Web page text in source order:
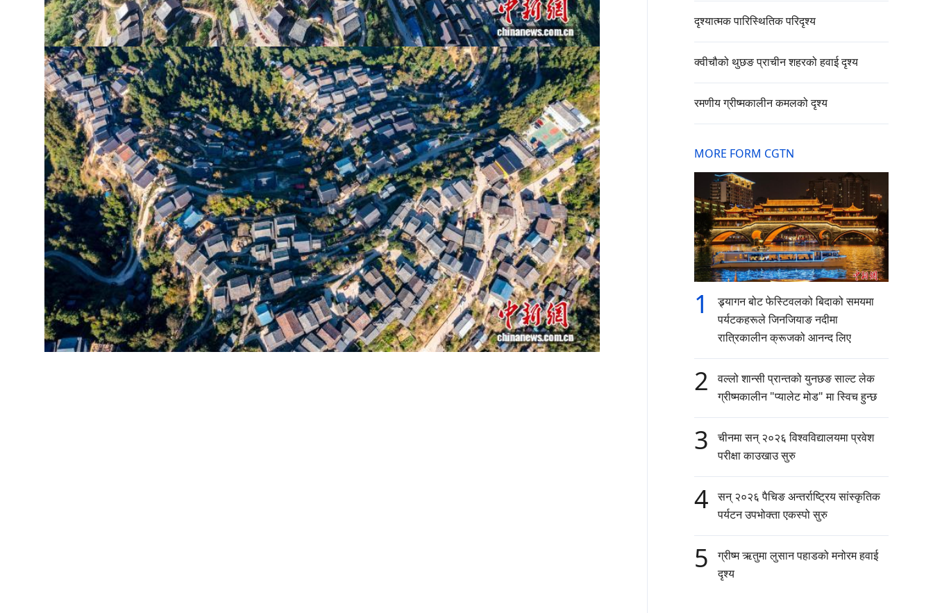
दृश्यात्मक पारिस्थितिक परिदृश्य
क्वीचौको थुछङ प्राचीन शहरको हवाई दृश्य
रमणीय ग्रीष्मकालीन कमलको दृश्य
MORE FORM CGTN
1
ड्र्यागन बोट फेस्टिवलको बिदाको समयमा
पर्यटकहरूले जिनजियाङ नदीमा
रात्रिकालीन क्रूजको आनन्द लिए
2
वल्लो शान्सी प्रान्तको युनछङ साल्ट लेक
ग्रीष्मकालीन "प्यालेट मोड" मा स्विच हुन्छ
3
चीनमा सन् २०२६ विश्वविद्यालयमा प्रवेश
परीक्षा काउखाउ सुरु
4
सन् २०२६ पैचिङ अन्तर्राष्ट्रिय सांस्कृतिक
पर्यटन उपभोक्ता एकस्पो सुरु
5
ग्रीष्म ऋतुमा लुसान पहाडको मनोरम हवाई
दृश्य